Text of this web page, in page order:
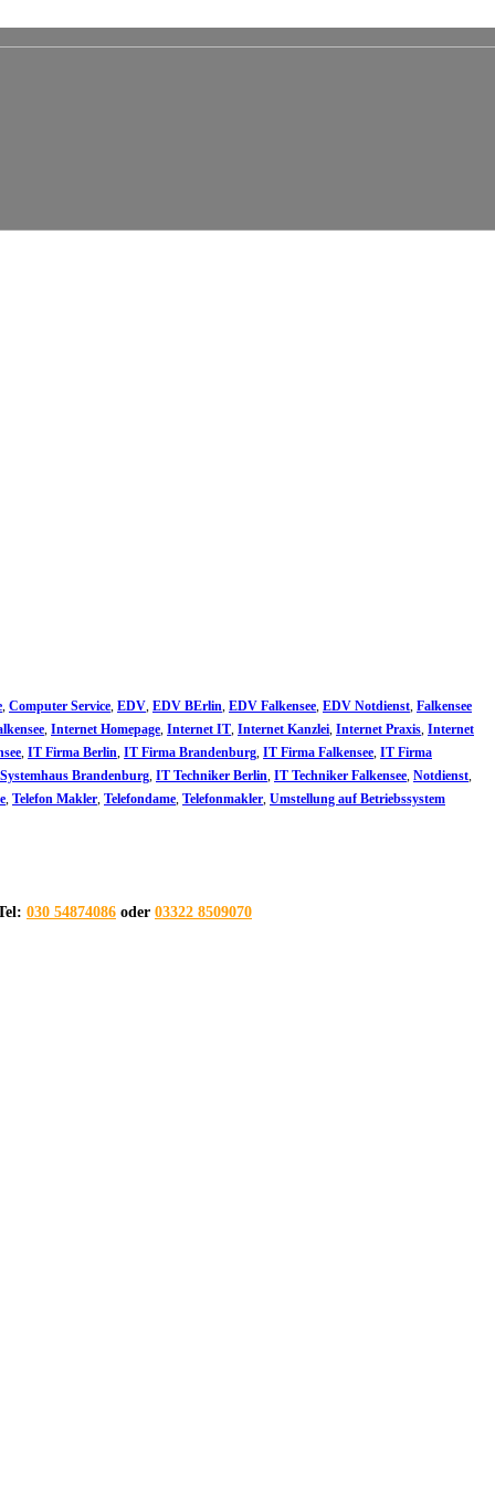
Computer Service EDV EDV BErlin EDV Falkensee EDV Notdienst Falkensee
Internet Homepage Internet IT Internet Kanzlei Internet Praxis Internet
IT Firma Berlin IT Firma Brandenburg IT Firma Falkensee IT Firma
Brandenburg IT Techniker Berlin IT Techniker Falkensee Notdienst
Telefon Makler Telefondame Telefonmakler Umstellung auf Betriebssystem
030 54874086 oder 03322 8509070